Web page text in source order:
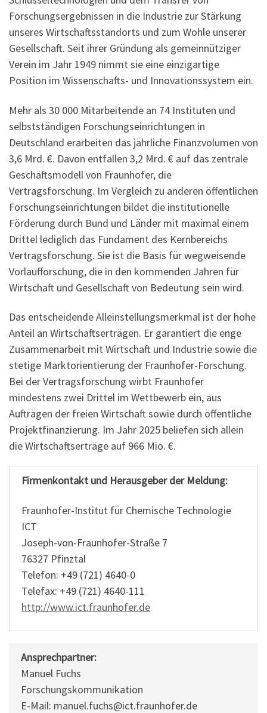
Forschungsergebnissen in die Industrie zur Stärkung
unseres Wirtschaftsstandorts und zum Wohle unserer
Gesellschaft. Seit ihrer Gründung als gemeinnütziger
Verein im Jahr 1949 nimmt sie eine einzigartige
Position im Wissenschafts- und Innovationssystem ein.
Mehr als 30 000 Mitarbeitende an 74 Instituten und
selbstständigen Forschungseinrichtungen in
Deutschland erarbeiten das jährliche Finanzvolumen von
3,6 Mrd. €. Davon entfallen 3,2 Mrd. € auf das zentrale
Geschäftsmodell von Fraunhofer, die
Vertragsforschung. Im Vergleich zu anderen öffentlichen
Forschungseinrichtungen bildet die institutionelle
Förderung durch Bund und Länder mit maximal einem
Drittel lediglich das Fundament des Kernbereichs
Vertragsforschung. Sie ist die Basis für wegweisende
Vorlaufforschung, die in den kommenden Jahren für
Wirtschaft und Gesellschaft von Bedeutung sein wird.
Das entscheidende Alleinstellungsmerkmal ist der hohe
Anteil an Wirtschaftserträgen. Er garantiert die enge
Zusammenarbeit mit Wirtschaft und Industrie sowie die
stetige Marktorientierung der Fraunhofer-Forschung.
Bei der Vertragsforschung wirbt Fraunhofer
mindestens zwei Drittel im Wettbewerb ein, aus
Aufträgen der freien Wirtschaft sowie durch öffentliche
Projektfinanzierung. Im Jahr 2025 beliefen sich allein
die Wirtschaftserträge auf 966 Mio. €.
Firmenkontakt und Herausgeber der Meldung:
Fraunhofer-Institut für Chemische Technologie
ICT
Joseph-von-Fraunhofer-Straße 7
76327 Pfinztal
Telefon: +49 (721) 4640-0
Telefax: +49 (721) 4640-111
http://www.ict.fraunhofer.de
Ansprechpartner:
Manuel Fuchs
Forschungskommunikation
E-Mail: manuel.fuchs@ict.fraunhofer.de